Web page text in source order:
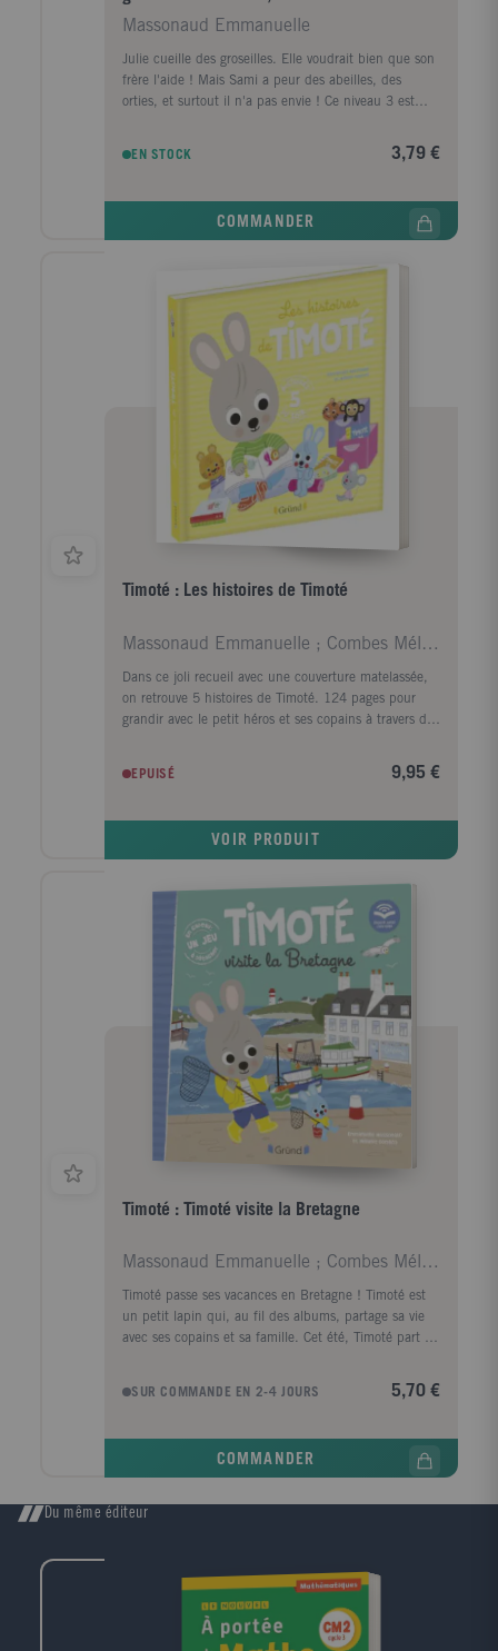
Massonaud Emmanuelle
Julie cueille des groseilles. Elle voudrait bien que son
frère l'aide ! Mais Sami a peur des abeilles, des
orties, et surtout il n'a pas envie ! Ce niveau 3 est
(eill)." J'apprends à lire avec Sami et Julie" est une
collection spécialement conçue pour les enfants
avec leur progression, une quantité de texte à lire
bien détachés les uns des autres et des lignes bien
espacées. En plus de l'histoire : des conseils pour
accompagner l'enfant dans ses premières lectures, la
présentation des personnages, des activités pour
préparer la lecture, à la fin : "As-tu bien compris
l'histoire ?" pour donner du sens à ce que l'enfant a
lu et aller plus loin que le simple déchiffrage et "Et
toi, qu'en penses-tu ?" des petites questions pour
"faire réfléchir" ou simplement discuter autour de
EN STOCK 3,79 €
COMMANDER
Timoté : Les histoires de Timoté
Massonaud Emmanuelle ; Combes Mélanie
Dans ce joli recueil avec une couverture matelassée,
on retrouve 5 histoires de Timoté. 124 pages pour
grandir avec le petit héros et ses copains à travers des
EPUISÉ 9,95 €
VOIR PRODUIT
Timoté : Timoté visite la Bretagne
Massonaud Emmanuelle ; Combes Mélanie
Timoté passe ses vacances en Bretagne ! Timoté est
un petit lapin qui, au fil des albums, partage sa vie
avec ses copains et sa famille. Cet été, Timoté part en
pêche, visites, Fest-noz et crêpes sont au programme
! Que de belles découvertes ! En cadeau : 2 pages de
l'application Lizzie en scannant le QR code à
SUR COMMANDE EN 2-4 JOURS 5,70 €
COMMANDER
Du même éditeur